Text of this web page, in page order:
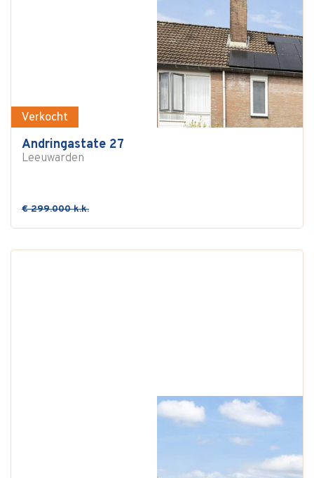
Verkocht
Andringastate 27
Leeuwarden
€ 299.000 k.k.